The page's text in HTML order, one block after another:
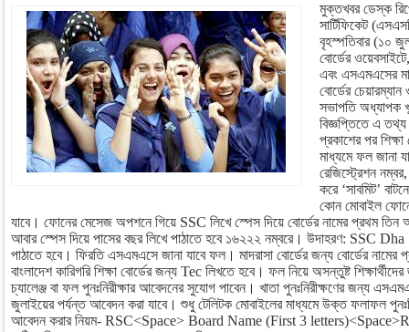
মুক্তখবর ডেস্ক
সার্টিফিকেট
বৃহস্পতিবার (১০
বোর্ডের ওয়েবসাইটে,
এবং এসএমএসের
বোর্ডের
সভাপতি অধ্যাপক
বিজ্ঞপ্তিতে এ তথ্য
প্রকাশের পর
মাধ্যমে ফল জানা
রেজিস্ট্রেশন নম্বর,
করে ‘সাবমিট’
কোন মোবাইল
যাবে। ফোনের মেসেজ অপশনে গিয়ে SSC লিখে স্পেস দিয়ে বোর্ডের নামের প্রথম তিন
আবার স্পেস দিয়ে পাসের বছর লিখে পাঠাতে হবে ১৬২২২ নম্বরে। উদাহরণ: SSC
পাঠাতে হবে। ফিরতি এসএমএসে জানা যাবে ফল। মাদরাসা বোর্ডের জন্য বোর্ডের
বাংলাদেশ কারিগরি শিক্ষা বোর্ডের জন্য Tec লিখতে হবে। ফল নিয়ে অসন্তুষ্ট
চ্যালেঞ্জ বা ফল পুনঃনিরীক্ষার আবেদনের সুযোগ পাবেন। খাতা পুনঃনিরীক্ষণের জন্য
জুলাইয়ের পর্যন্ত আবেদন করা যাবে। শুধু টেলিটক মোবাইলের মাধ্যমে উক্ত ফলাফল
আবেদন করার নিয়ম- RSC<Space> Board Name (First 3